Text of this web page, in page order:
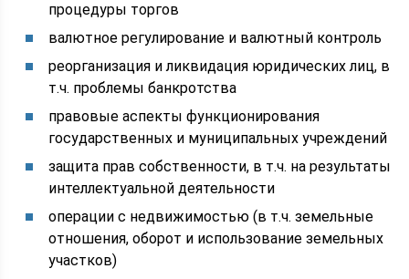
процедуры торгов
валютное регулирование и валютный контроль
реорганизация и ликвидация юридических лиц, в
т.ч. проблемы банкротства
правовые аспекты функционирования
государственных и муниципальных учреждений
защита прав собственности, в т.ч. на результаты
интеллектуальной деятельности
операции с недвижимостью (в т.ч. земельные
отношения, оборот и использование земельных
участков)